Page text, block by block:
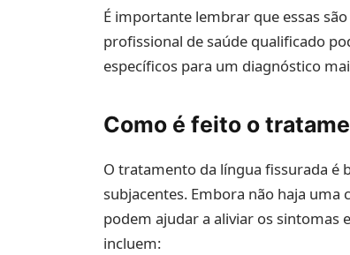
É importante lembrar que essas
profissional de saúde qualificado
específicos para um diagnóstico
Como é feito o
O tratamento da língua fissurada é
subjacentes. Embora não haja
podem ajudar a aliviar os sintomas
incluem: